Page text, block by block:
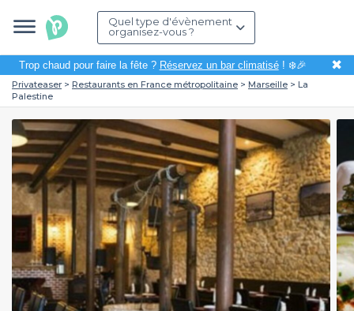
Quel type d'évènement
organisez-vous ?
Trop chaud pour faire la fête ? Réservez un bar climatisé! ❄️🎉 ✖
Privateaser Restaurants en France métropolitaine Marseille
La
Palestine